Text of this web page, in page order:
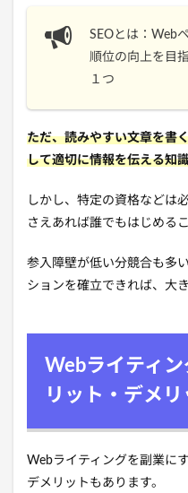
SEOとは：Web
順位の向上を目
１つ
ただ、読みやすい文章を書
して適切に情報を伝える知
しかし、特定の資格などは
さえあれば誰でもはじめる
参入障壁が低い分競合も多
ションを確立できれば、大
Webライティ
リット・デメリ
Webライティングを副業に
デメリットもあります。